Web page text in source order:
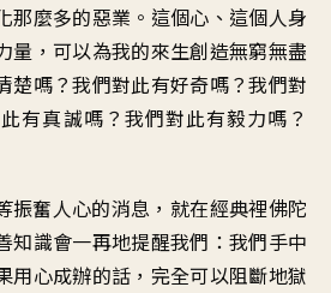
那麼多的惡業。這個心、這個人身
量，可以為我的來生創造無窮無盡
楚嗎？我們對此有好奇嗎？我們對
有真誠嗎？我們對此有毅力嗎？
振奮人心的消息，就在經典裡佛陀
知識會一再地提醒我們：我們手中
用心成辦的話，完全可以阻斷地獄